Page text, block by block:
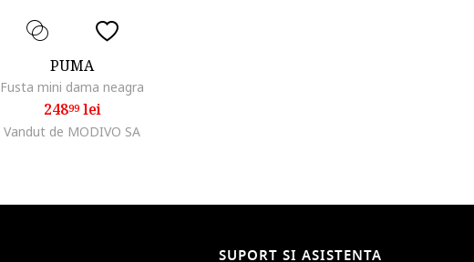
PUMA
Fusta mini dama neagra
24899lei
Vandut de MODIVO SA
SUPORT SI ASISTENTA